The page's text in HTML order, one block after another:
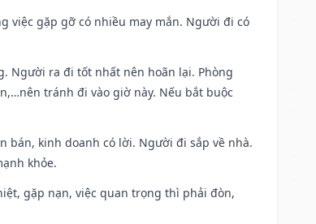
việc gặp gỡ có nhiều may mắn. Người đi có
Người ra đi tốt nhất nên hoãn lại. Phòng
tránh đi vào giờ này. Nếu bắt buộc
bán, kinh doanh có lời. Người đi sắp về nhà.
khỏe.
gặp nạn, việc quan trọng thì phải đòn,